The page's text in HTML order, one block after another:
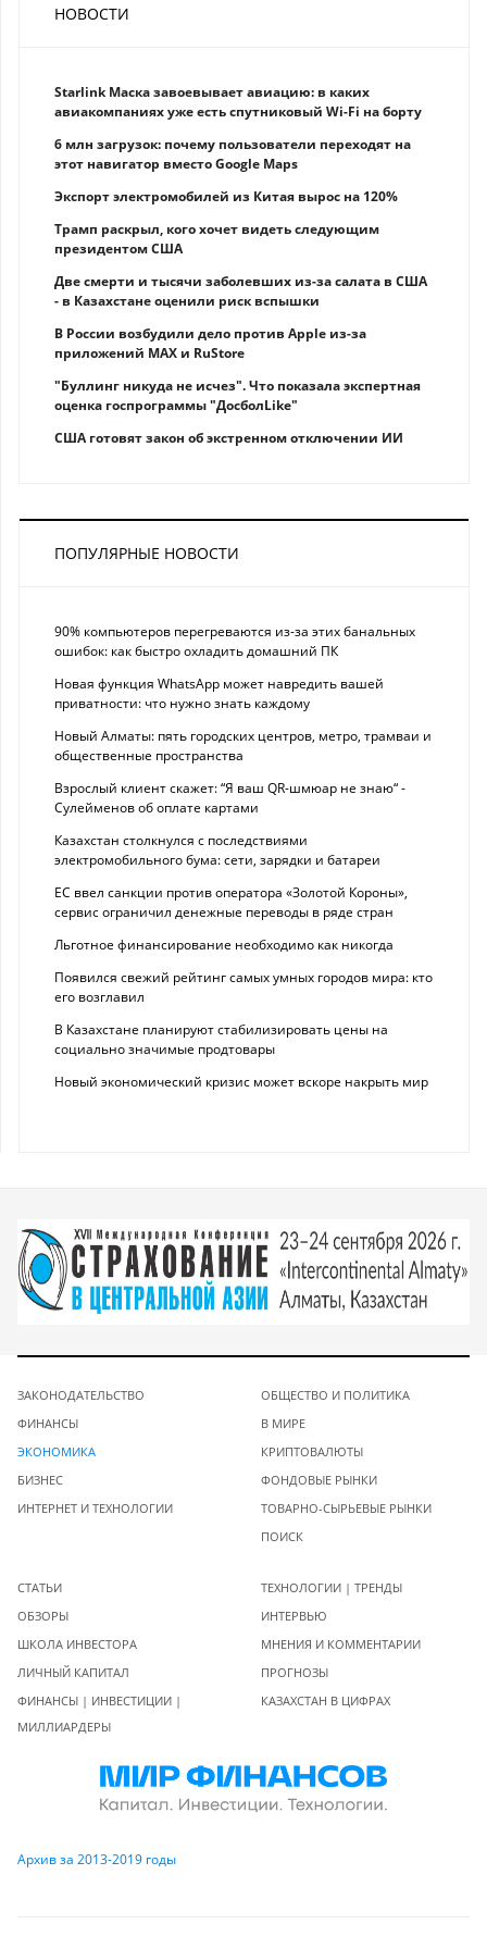
НОВОСТИ
Starlink Маска завоевывает авиацию: в каких
авиакомпаниях уже есть спутниковый Wi-Fi на борту
6 млн загрузок: почему пользователи переходят на
этот навигатор вместо Google Maps
Экспорт электромобилей из Китая вырос на 120%
Трамп раскрыл, кого хочет видеть следующим
президентом США
Две смерти и тысячи заболевших из-за салата в США
- в Казахстане оценили риск вспышки
В России возбудили дело против Apple из-за
приложений MAX и RuStore
"Буллинг никуда не исчез". Что показала экспертная
оценка госпрограммы "ДосболLike"
США готовят закон об экстренном отключении ИИ
ПОПУЛЯРНЫЕ НОВОСТИ
90% компьютеров перегреваются из-за этих банальных
ошибок: как быстро охладить домашний ПК
Новая функция WhatsApp может навредить вашей
приватности: что нужно знать каждому
Новый Алматы: пять городских центров, метро, трамваи и
общественные пространства
Взрослый клиент скажет: “Я ваш QR-шмюар не знаю“ -
Сулейменов об оплате картами
Казахстан столкнулся с последствиями
электромобильного бума: сети, зарядки и батареи
ЕС ввел санкции против оператора «Золотой Короны»,
сервис ограничил денежные переводы в ряде стран
Льготное финансирование необходимо как никогда
Появился свежий рейтинг самых умных городов мира: кто
его возглавил
В Казахстане планируют стабилизировать цены на
социально значимые продтовары
Новый экономический кризис может вскоре накрыть мир
ЗАКОНОДАТЕЛЬСТВО
ФИНАНСЫ
ЭКОНОМИКА
БИЗНЕС
ИНТЕРНЕТ И ТЕХНОЛОГИИ
ОБЩЕСТВО И ПОЛИТИКА
В МИРЕ
КРИПТОВАЛЮТЫ
ФОНДОВЫЕ РЫНКИ
ТОВАРНО-СЫРЬЕВЫЕ РЫНКИ
ПОИСК
СТАТЬИ
ОБЗОРЫ
ШКОЛА ИНВЕСТОРА
ЛИЧНЫЙ КАПИТАЛ
ФИНАНСЫ | ИНВЕСТИЦИИ |
МИЛЛИАРДЕРЫ
ТЕХНОЛОГИИ | ТРЕНДЫ
ИНТЕРВЬЮ
МНЕНИЯ И КОММЕНТАРИИ
ПРОГНОЗЫ
КАЗАХСТАН В ЦИФРАХ
Архив за 2013-2019 годы